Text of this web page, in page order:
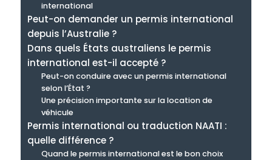
international
Peut-on demander un permis international
depuis l’Australie ?
Dans quels États australiens le permis
international est-il accepté ?
Peut-on conduire avec un permis international
selon l’État ?
Une précision importante sur la location de
véhicule
Permis international ou traduction NAATI :
quelle différence ?
Quand le permis international est le bon choix